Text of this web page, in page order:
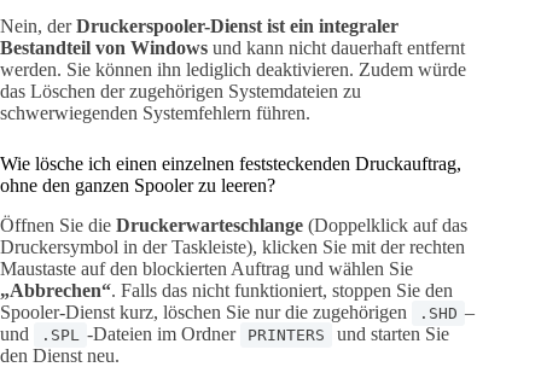
Nein, derDruckerspooler-Dienst ist ein integraler
Bestandteil von Windows und kann nicht dauerhaft entfernt
werden. Sie können ihn lediglich deaktivieren. Zudem würde
das Löschen der zugehörigen Systemdateien zu
schwerwiegenden Systemfehlern führen.
Wie lösche ich einen einzelnen feststeckenden Druckauftrag,
ohne den ganzen Spooler zu leeren?
Öffnen Sie die Druckerwarteschlange (Doppelklick auf das
Druckersymbol in der Taskleiste), klicken Sie mit der rechten
Maustaste auf den blockierten Auftrag und wählen Sie
„Abbrechen“. Falls das nicht funktioniert, stoppen Sie den
Spooler-Dienst kurz, löschen Sie nur die zugehörigen
.SHD –
und
.SPL -Dateien im Ordner PRINTERS
und starten Sie
den Dienst neu.